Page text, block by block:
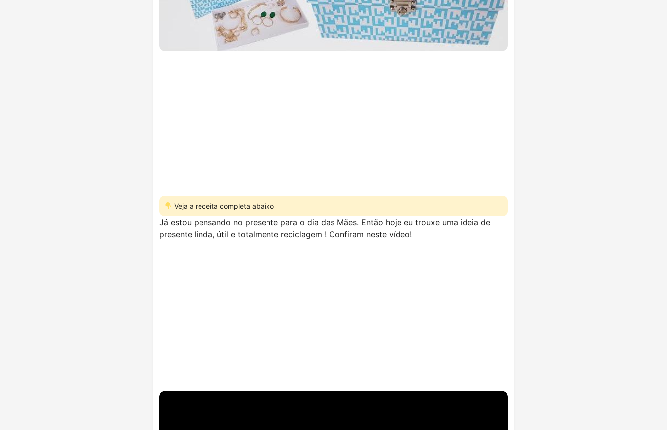
Veja a receita completa abaixo
Já estou pensando no presente para o dia das Mães. Então hoje eu trouxe uma ideia de
presente linda, útil e totalmente reciclagem ! Confiram neste vídeo!